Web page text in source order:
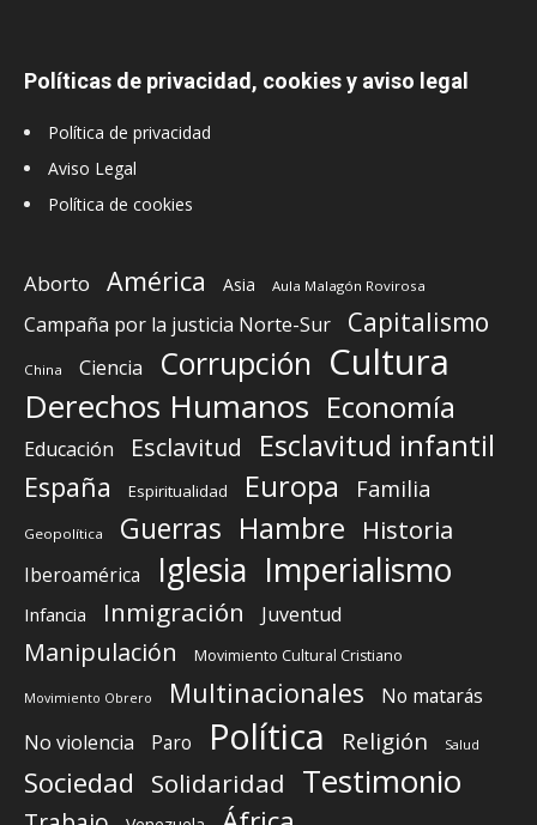
Políticas de privacidad, cookies y aviso legal
Política de privacidad
Aviso Legal
Política de cookies
Aborto América Asia Aula Malagón Rovirosa
Campaña por la justicia Norte-Sur Capitalismo
China Ciencia Corrupción Cultura
Derechos Humanos Economía
Educación Esclavitud Esclavitud infantil
España Espiritualidad Europa Familia
Geopolítica Guerras Hambre Historia
Iberoamérica Iglesia Imperialismo
Infancia Inmigración Juventud
Manipulación Movimiento Cultural Cristiano
Movimiento Obrero Multinacionales
No matarás
No violencia
Paro Política Religión Salud
Sociedad Solidaridad Testimonio